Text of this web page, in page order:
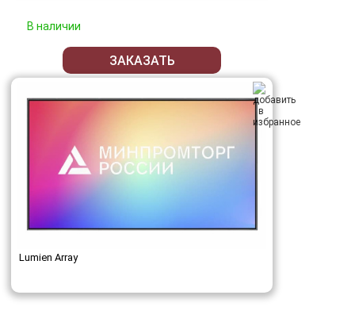
В наличии
ЗАКАЗАТЬ
Lumien Array